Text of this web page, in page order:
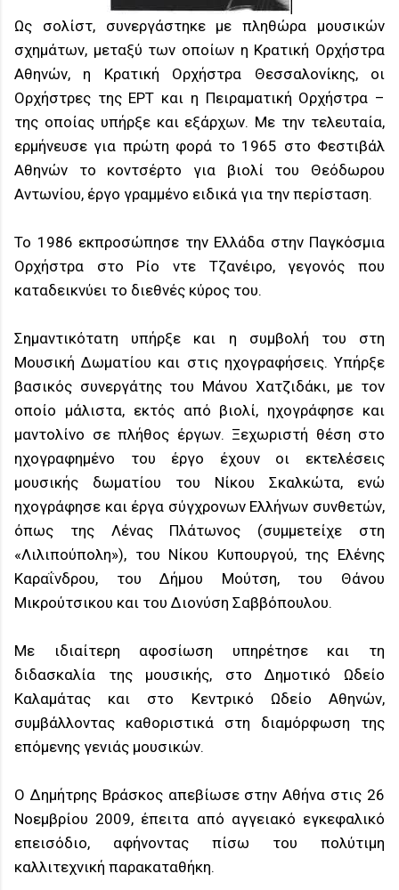
Ως σολίστ, συνεργάστηκε με πληθώρα μουσικών
σχημάτων, μεταξύ των οποίων η Κρατική Ορχήστρα
Αθηνών, η Κρατική Ορχήστρα Θεσσαλονίκης, οι
Ορχήστρες της ΕΡΤ και η Πειραματική Ορχήστρα –
της οποίας υπήρξε και εξάρχων. Με την τελευταία,
ερμήνευσε για πρώτη φορά το 1965 στο Φεστιβάλ
Αθηνών το κοντσέρτο για βιολί του Θεόδωρου
Αντωνίου, έργο γραμμένο ειδικά για την περίσταση.
Το 1986 εκπροσώπησε την Ελλάδα στην Παγκόσμια
Ορχήστρα στο Ρίο ντε Τζανέιρο, γεγονός που
καταδεικνύει το διεθνές κύρος του.
Σημαντικότατη υπήρξε και η συμβολή του στη
Μουσική Δωματίου και στις ηχογραφήσεις. Υπήρξε
βασικός συνεργάτης του Μάνου Χατζιδάκι, με τον
οποίο μάλιστα, εκτός από βιολί, ηχογράφησε και
μαντολίνο σε πλήθος έργων. Ξεχωριστή θέση στο
ηχογραφημένο του έργο έχουν οι εκτελέσεις
μουσικής δωματίου του Νίκου Σκαλκώτα, ενώ
ηχογράφησε και έργα σύγχρονων Ελλήνων συνθετών,
όπως της Λένας Πλάτωνος (συμμετείχε στη
«Λιλιπούπολη»), του Νίκου Κυπουργού, της Ελένης
Καραΐνδρου, του Δήμου Μούτση, του Θάνου
Μικρούτσικου και του Διονύση Σαββόπουλου.
Με ιδιαίτερη αφοσίωση υπηρέτησε και τη
διδασκαλία της μουσικής, στο Δημοτικό Ωδείο
Καλαμάτας και στο Κεντρικό Ωδείο Αθηνών,
συμβάλλοντας καθοριστικά στη διαμόρφωση της
επόμενης γενιάς μουσικών.
Ο Δημήτρης Βράσκος απεβίωσε στην Αθήνα στις 26
Νοεμβρίου 2009, έπειτα από αγγειακό εγκεφαλικό
επεισόδιο, αφήνοντας πίσω του πολύτιμη
καλλιτεχνική παρακαταθήκη.